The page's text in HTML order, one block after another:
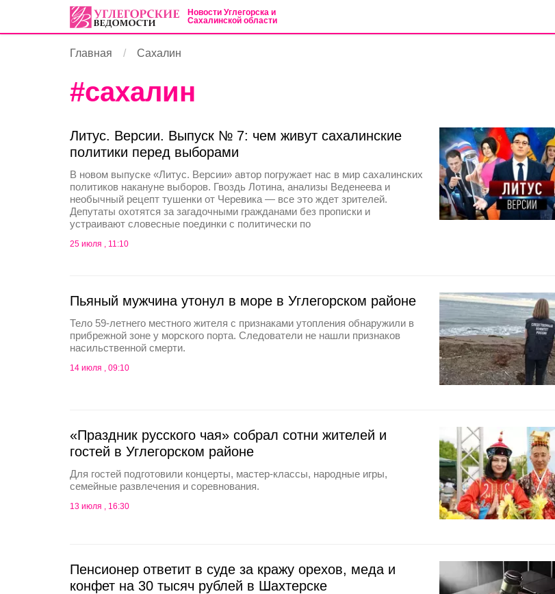
Новости Углегорска и
Сахалинской области
Главная Сахалин
#сахалин
Литус. Версии. Выпуск № 7: чем живут сахалинские
политики перед выборами
В новом выпуске «Литус. Версии» автор погружает нас в мир сахалинских
политиков накануне выборов. Гвоздь Лотина, анализы Веденеева и
необычный рецепт тушенки от Черевика — все это ждет зрителей.
Депутаты охотятся за загадочными гражданами без прописки и
устраивают словесные поединки с политически по
25 июля , 11:10
Пьяный мужчина утонул в море в Углегорском районе
Тело 59-летнего местного жителя с признаками утопления обнаружили в
прибрежной зоне у морского порта. Следователи не нашли признаков
насильственной смерти.
14 июля , 09:10
«Праздник русского чая» собрал сотни жителей и
гостей в Углегорском районе
Для гостей подготовили концерты, мастер-классы, народные игры,
семейные развлечения и соревнования.
13 июля , 16:30
Пенсионер ответит в суде за кражу орехов, меда и
конфет на 30 тысяч рублей в Шахтерске